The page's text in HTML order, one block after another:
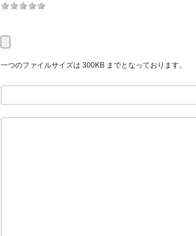
一つのファイルサイズは 300KB までとなっております。